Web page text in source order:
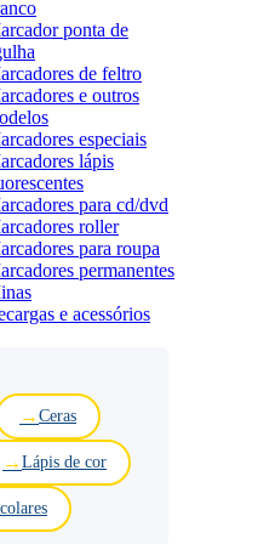
ponta de
de feltro
e outros
especiais
lápis
para cd/dvd
roller
para roupa
permanentes
e acessórios
Ceras
Lápis de cor